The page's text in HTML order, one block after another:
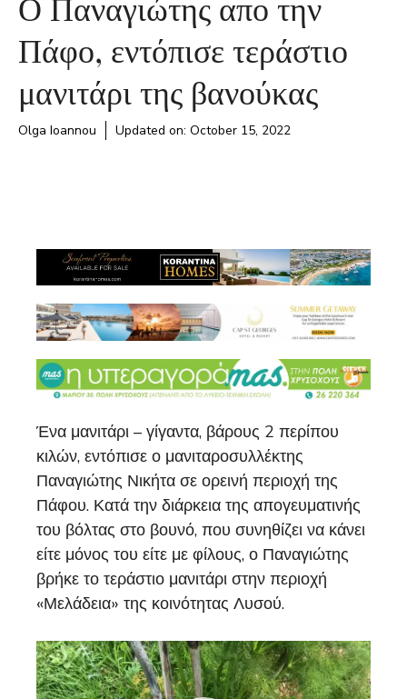
Πάφο, εντόπισε τεράστιο
μανιτάρι της βανούκας
Olga Ioannou Updated on: October 15, 2022
Ένα μανιτάρι – γίγαντα, βάρους 2 περίπου
κιλών, εντόπισε ο μανιταροσυλλέκτης
Παναγιώτης Νικήτα σε ορεινή περιοχή της
Πάφου. Κατά την διάρκεια της απογευματινής
του βόλτας στο βουνό, που συνηθίζει να κάνει
είτε μόνος του είτε με φίλους, ο Παναγιώτης
βρήκε το τεράστιο μανιτάρι στην περιοχή
«Μελάδεια» της κοινότητας Λυσού.
Video
Player